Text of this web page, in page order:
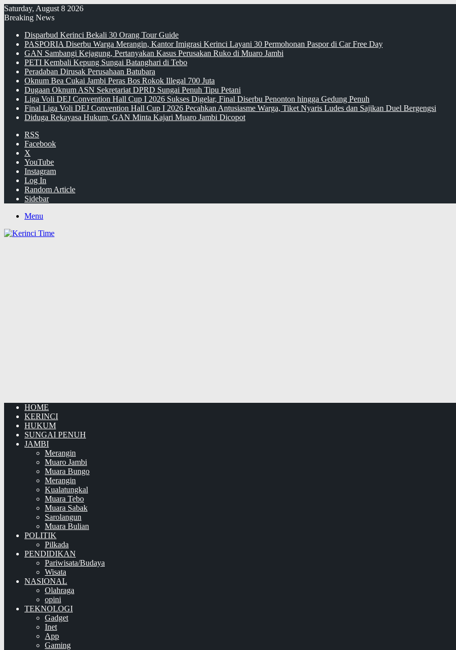
Saturday, August 8 2026
Breaking News
Disparbud Kerinci Bekali 30 Orang Tour Guide
PASPORIA Diserbu Warga Merangin, Kantor Imigrasi Kerinci Layani 30 Permohonan Paspor di Car Free Day
GAN Sambangi Kejagung, Pertanyakan Kasus Perusakan Ruko di Muaro Jambi
PETI Kembali Kepung Sungai Batanghari di Tebo
Peradaban Dirusak Perusahaan Batubara
Oknum Bea Cukai Jambi Peras Bos Rokok Illegal 700 Juta
Dugaan Oknum ASN Sekretariat DPRD Sungai Penuh Tipu Petani
Liga Voli DEJ Convention Hall Cup I 2026 Sukses Digelar, Final Diserbu Penonton hingga Gedung Penuh
Final Liga Voli DEJ Convention Hall Cup I 2026 Pecahkan Antusiasme Warga, Tiket Nyaris Ludes dan Sajikan Duel Bergengsi
Diduga Rekayasa Hukum, GAN Minta Kajari Muaro Jambi Dicopot
RSS
Facebook
X
YouTube
Instagram
Log In
Random Article
Sidebar
Menu
HOME
KERINCI
HUKUM
SUNGAI PENUH
JAMBI
Merangin
Muaro Jambi
Muara Bungo
Merangin
Kualatungkal
Muara Tebo
Muara Sabak
Sarolangun
Muara Bulian
POLITIK
Pilkada
PENDIDIKAN
Pariwisata/Budaya
Wisata
NASIONAL
Olahraga
opini
TEKNOLOGI
Gadget
Inet
App
Gaming